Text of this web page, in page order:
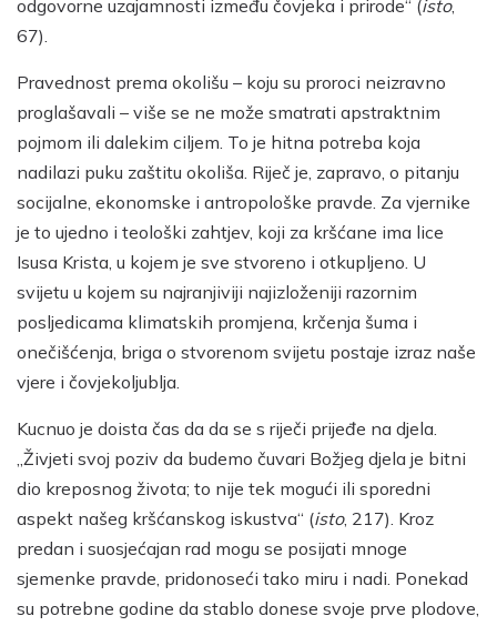
odgovorne uzajamnosti između čovjeka i prirode“ (isto,
67).
Pravednost prema okolišu – koju su proroci neizravno
proglašavali – više se ne može smatrati apstraktnim
pojmom ili dalekim ciljem. To je hitna potreba koja
nadilazi puku zaštitu okoliša. Riječ je, zapravo, o pitanju
socijalne, ekonomske i antropološke pravde. Za vjernike
je to ujedno i teološki zahtjev, koji za kršćane ima lice
Isusa Krista, u kojem je sve stvoreno i otkupljeno. U
svijetu u kojem su najranjiviji najizloženiji razornim
posljedicama klimatskih promjena, krčenja šuma i
onečišćenja, briga o stvorenom svijetu postaje izraz naše
vjere i čovjekoljublja.
Kucnuo je doista čas da da se s riječi prijeđe na djela.
„Živjeti svoj poziv da budemo čuvari Božjeg djela je bitni
dio kreposnog života; to nije tek mogući ili sporedni
aspekt našeg kršćanskog iskustva“ (isto, 217). Kroz
predan i suosjećajan rad mogu se posijati mnoge
sjemenke pravde, pridonoseći tako miru i nadi. Ponekad
su potrebne godine da stablo donese svoje prve plodove,